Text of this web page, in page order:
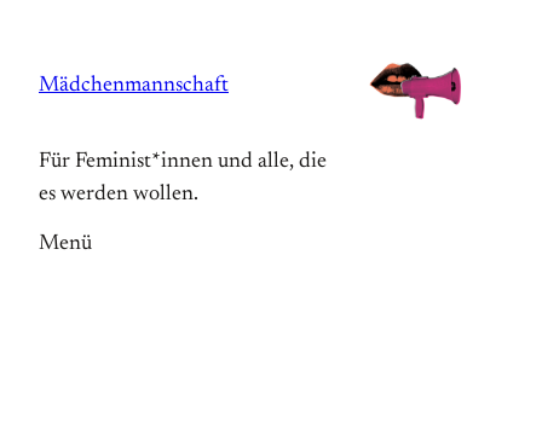
springen
Mädchenmannschaft
Für Feminist*innen und alle, die
es werden wollen.
Menü